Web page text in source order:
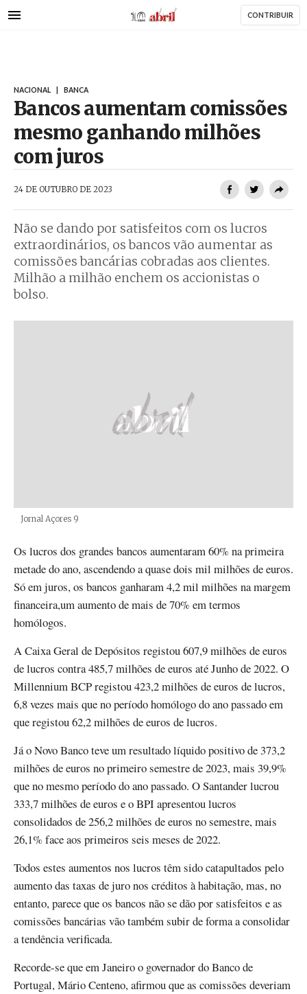
para
AbrilAbril CONTRIBUIR
NACIONAL BANCA
Bancos aumentam comissões
mesmo ganhando milhões
com juros
24 DE OUTUBRO DE 2023
Não se dando por satisfeitos com os lucros
extraordinários, os bancos vão aumentar as
comissões bancárias cobradas aos clientes.
Milhão a milhão enchem os accionistas o
bolso.
Créditos
Jornal Açores 9
Os lucros dos grandes bancos aumentaram 60% na primeira
metade do ano, ascendendo a quase dois mil milhões de euros.
Só em juros, os bancos ganharam 4,2 mil milhões na margem
financeira,um aumento de mais de 70% em termos
homólogos.
A Caixa Geral de Depósitos registou 607,9 milhões de euros
de lucros contra 485,7 milhões de euros até Junho de 2022. O
Millennium BCP registou 423,2 milhões de euros de lucros,
6,8 vezes mais que no período homólogo do ano passado em
que registou 62,2 milhões de euros de lucros.
Já o Novo Banco teve um resultado líquido positivo de 373,2
milhões de euros no primeiro semestre de 2023, mais 39,9%
que no mesmo período do ano passado. O Santander lucrou
333,7 milhões de euros e o BPI apresentou lucros
consolidados de 256,2 milhões de euros no semestre, mais
26,1% face aos primeiros seis meses de 2022.
Todos estes aumentos nos lucros têm sido catapultados pelo
aumento das taxas de juro nos créditos à habitação, mas, no
entanto, parece que os bancos não se dão por satisfeitos e as
comissões bancárias vão também subir de forma a consolidar
a tendência verificada.
Recorde-se que em Janeiro o governador do Banco de
Portugal, Mário Centeno, afirmou que as comissões deveriam